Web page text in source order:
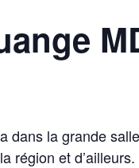
dans la grande
région et